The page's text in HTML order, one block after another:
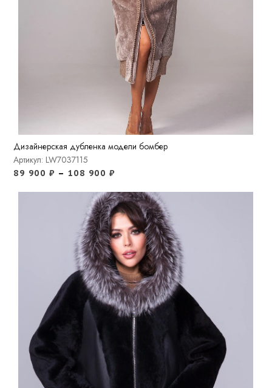
Дизайнерская дубленка модели бомбер
Артикул: LW7037115
89 900 ₽ – 108 900 ₽